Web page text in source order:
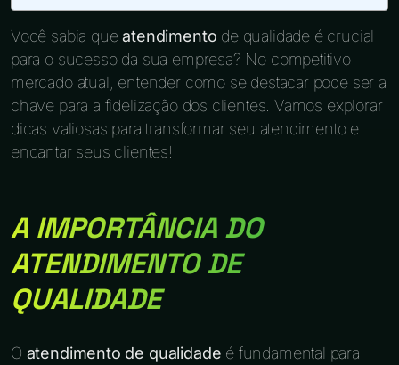
Você sabia queatendimento de qualidade é crucial
para o sucesso da sua empresa? No competitivo
mercado atual, entender como se destacar pode ser a
chave para a fidelização dos clientes. Vamos explorar
dicas valiosas para transformar seu atendimento e
encantar seus clientes!
A IMPORTÂNCIA DO
ATENDIMENTO DE
QUALIDADE
O atendimento de qualidade é fundamental para